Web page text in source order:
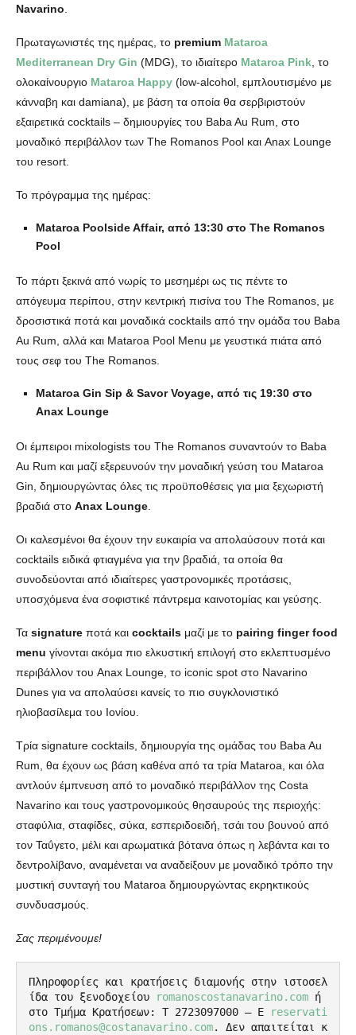
Navarino
Πρωταγωνιστές της ημέρας, το premium Mataroa
Mediterranean Dry Gin (MDG), το ιδιαίτερο Mataroa Pink , το
ολοκαίνουργιο Mataroa Happy (low-alcohol, εμπλουτισμένο με
κάνναβη και damiana), με βάση τα οποία θα σερβιριστούν
εξαιρετικά cocktails – δημιουργίες του Baba Au Rum, στο
μοναδικό περιβάλλον των The Romanos Pool και Anax Lounge
του resort.
Το πρόγραμμα της ημέρας:
Mataroa Poolside Affair, από 13:30 στο The Romanos
Pool
Το πάρτι ξεκινά από νωρίς το μεσημέρι ως τις πέντε το
απόγευμα περίπου, στην κεντρική πισίνα του The Romanos, με
δροσιστικά ποτά και μοναδικά cocktails από την ομάδα του Baba
Au Rum, αλλά και Mataroa Pool Menu με γευστικά πιάτα από
τους σεφ του The Romanos.
Mataroa Gin Sip & Savor Voyage, από τις 19:30 στο
Anax Lounge
Οι έμπειροι mixologists του The Romanos συναντούν το Baba
Au Rum και μαζί εξερευνούν την μοναδική γεύση του Mataroa
Gin, δημιουργώντας όλες τις προϋποθέσεις για μια ξεχωριστή
βραδιά στο Anax Lounge
Οι καλεσμένοι θα έχουν την ευκαιρία να απολαύσουν ποτά και
cocktails ειδικά φτιαγμένα για την βραδιά, τα οποία θα
συνοδεύονται από ιδιαίτερες γαστρονομικές προτάσεις,
υποσχόμενα ένα σοφιστικέ πάντρεμα καινοτομίας και γεύσης.
Τα signature ποτά και cocktails μαζί με το pairing finger food
menu γίνονται ακόμα πιο ελκυστική επιλογή στο εκλεπτυσμένο
περιβάλλον του Anax Lounge, το iconic spot στο Navarino
Dunes για να απολαύσει κανείς το πιο συγκλονιστικό
ηλιοβασίλεμα του Ιονίου.
Τρία signature cocktails, δημιουργία της ομάδας του Baba Au
Rum, θα έχουν ως βάση καθένα από τα τρία Mataroa, και όλα
αντλούν έμπνευση από το μοναδικό περιβάλλον της Costa
Navarino και τους γαστρονομικούς θησαυρούς της περιοχής:
σταφύλια, σταφίδες, σύκα, εσπεριδοειδή, τσάι του βουνού από
τον Ταΰγετο, μέλι και αρωματικά βότανα όπως η λεβάντα και το
δεντρολίβανο, αναμένεται να αναδείξουν με μοναδικό τρόπο την
μυστική συνταγή του Mataroa δημιουργώντας εκρηκτικούς
συνδυασμούς.
Σας περιμένουμε!
Πληροφορίες και κρατήσεις διαμονής στην ιστοσελ
ίδα του ξενοδοχείου
romanoscostanavarino.com ή
στο Τμήμα Κρατήσεων: T 2723097000 – Ε
reservati
ons.romanos@costanavarino.com. Δεν απαιτείται κ